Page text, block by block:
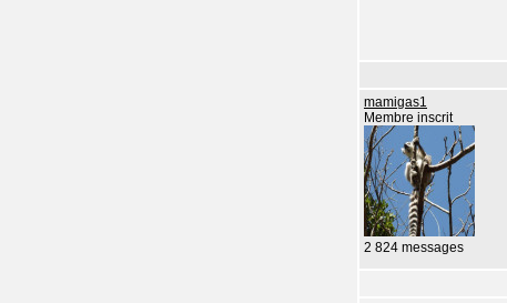
mamigas1
Membre inscrit
2 824 messages